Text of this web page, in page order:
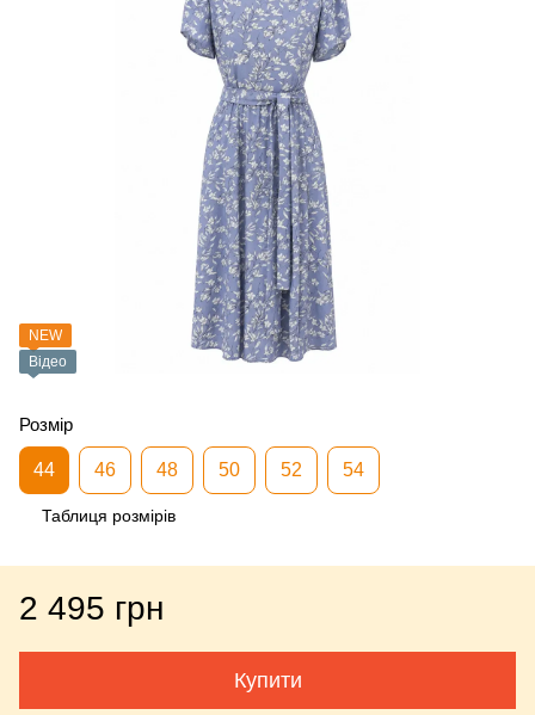
NEW
Відео
Розмір
44 46 48 50 52 54
Таблиця розмірів
2 495 грн
Купити